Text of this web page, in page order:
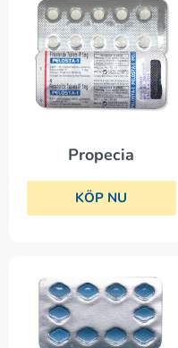
Propecia
KÖP NU